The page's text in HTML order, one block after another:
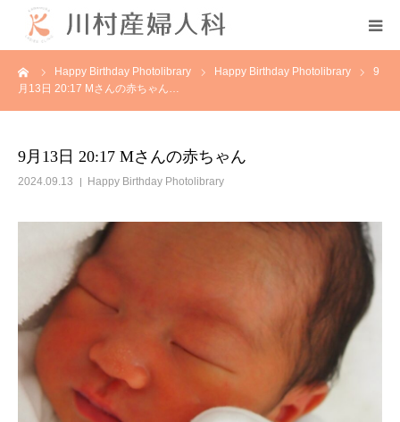
Happy Birthday Photolibrary Happy Birthday Photolibrary
9
月13日 20:17 Mさんの赤ちゃん…
9月13日 20:17 Mさんの赤ちゃん
2024.09.13 Happy Birthday Photolibrary
初めての方へ
診療案内
各種教室
採用情報